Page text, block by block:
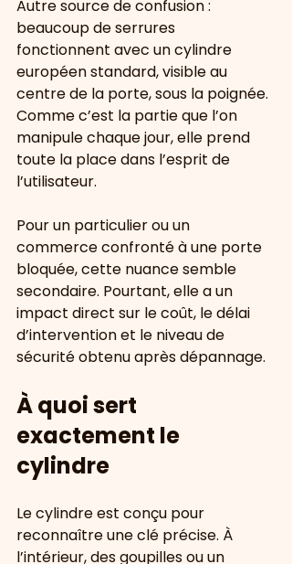
Autre source de confusion :
beaucoup de serrures
fonctionnent avec un cylindre
européen standard, visible au
centre de la porte, sous la poignée.
Comme c’est la partie que l’on
manipule chaque jour, elle prend
toute la place dans l’esprit de
l’utilisateur.
Pour un particulier ou un
commerce confronté à une porte
bloquée, cette nuance semble
secondaire. Pourtant, elle a un
impact direct sur le coût, le délai
d’intervention et le niveau de
sécurité obtenu après dépannage.
À quoi sert
exactement le
cylindre
Le cylindre est conçu pour
reconnaître une clé précise. À
l’intérieur, des goupilles ou un